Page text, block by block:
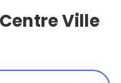
Ville